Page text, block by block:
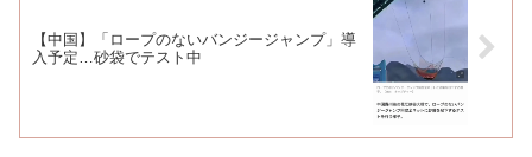
【中国】「ロープのないバンジージャンプ」導
入予定…砂袋でテスト中